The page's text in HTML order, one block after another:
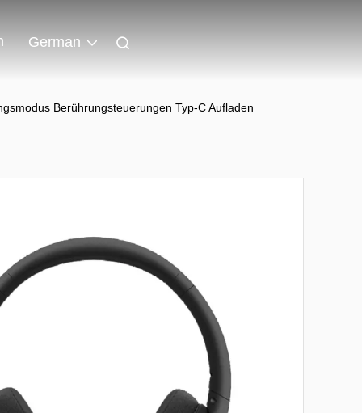
German
Berührungsteuerungen Typ-C Aufladen